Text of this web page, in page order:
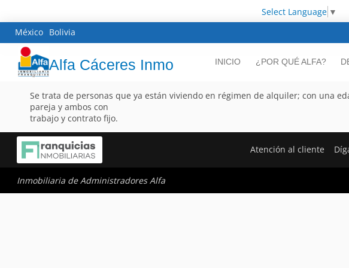
Select Language ▼
México Bolivia
Alfa Cáceres Inmo INICIO ¿POR QUÉ ALFA?
Se trata de personas que ya están viviendo en régimen de alquiler; con una
pareja y ambos con
trabajo y contrato fijo.
Atención al cliente
Inmobiliaria de Administradores Alfa